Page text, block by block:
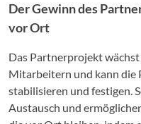
Der Gewinn des
vor Ort
Das Partnerprojekt
Mitarbeitern und kann die
stabilisieren und festigen.
Austausch und